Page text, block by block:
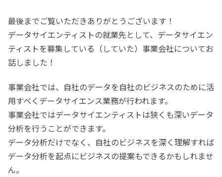
最後までご覧いただきありがとうございます！
データサイエンティストの就業先として、データサイエン
ティストを募集している（していた）事業会社についてお
話しました！
事業会社では、自社のデータを自社のビジネスのために活
用すべくデータサイエンス業務が行われます。
事業会社ではデータサイエンティストは狭くも深いデータ
分析を行うことができます。
データ分析だけでなく、自社のビジネスを深く理解すれば
データ分析を起点にビジネスの提案もできるかもしれませ
ん。